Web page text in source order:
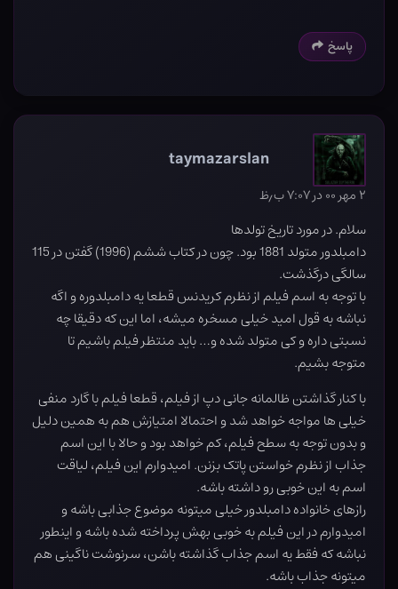
پاسخ
taymazarslan
۲ مهر ۰۰ در ۷:۰۷ ب٫ظ
سلام. در مورد تاریخ تولدها
دامبلدور متولد 1881 بود. چون در کتاب ششم (1996) گفتن در 115
سالگی درگذشت.
با توجه به اسم فیلم از نظرم کریدنس قطعا یه دامبلدوره و اگه
نباشه به قول امید خیلی مسخره میشه، اما این که دقیقا چه
نسبتی داره و کی متولد شده و… باید منتظر فیلم باشیم تا
متوجه بشیم.
با کنار گذاشتن ظالمانه جانی دپ از فیلم، قطعا فیلم با گارد منفی
خیلی ها مواجه خواهد شد و احتمالا امتیازش هم به همین دلیل
و بدون توجه به سطح فیلم، کم خواهد بود و حالا با این اسم
جذاب از نظرم خواستن پاتک بزنن. امیدوارم این فیلم، لیاقت
اسم به این خوبی رو داشته باشه.
رازهای خانواده دامبلدور خیلی میتونه موضوع جذابی باشه و
امیدوارم در این فیلم به خوبی بهش پرداخته شده باشه و اینطور
نباشه که فقط یه اسم جذاب گذاشته باشن، سرنوشت ناگینی هم
میتونه جذاب باشه.